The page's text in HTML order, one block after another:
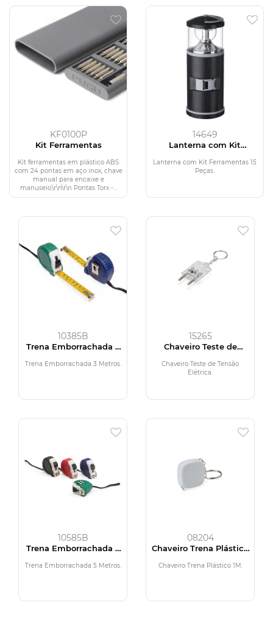
KF0100P
Kit Ferramentas
Kit ferramentas em plástico ABS
com 24 pontas em aço inox, chave
manual para encaixe e
manuseio.\r\n\r\n Pontas Torx -...
14649
Lanterna com Kit
Lanterna com Kit Ferramentas 15
Peças.
10385B
Trena Emborrachada 3
Trena Emborrachada 3 Metros.
15265
Chaveiro Teste de
Chaveiro Teste de Tensão
Elétrica.
10585B
Trena Emborrachada 5
Trena Emborrachada 5 Metros.
08204
Chaveiro Trena Plástico
Chaveiro Trena Plástico 1M.